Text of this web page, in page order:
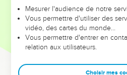
leur foi ou leur vision. Mais on voit
et les saisons difficiles qu'ils ont
sont elles qui les
Dans cette conférence, leaders,
clés pour avancer avec plus de
Mesurer l'audience de notre
Vous permettre d'utiliser des
vidéo, des cartes du monde…
Vous permettre d'entrer en
relation aux utilisateurs.
Choisir mes